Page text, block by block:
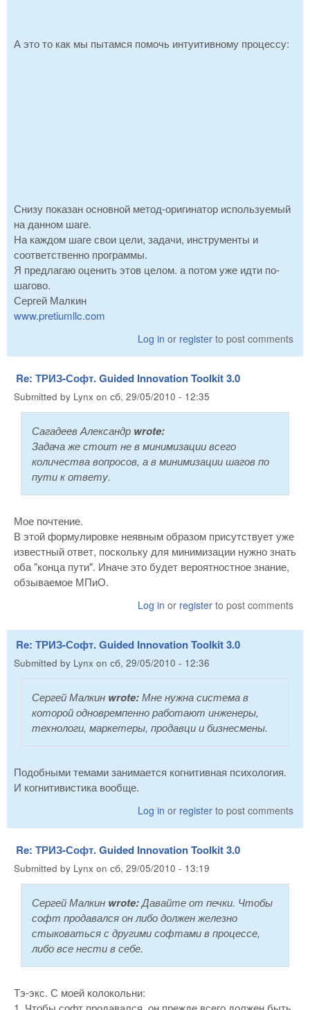
А это то как мы пытамся помочь интуитивному процессу:
Снизу показан основной метод-оригинатор используемый
на данном шаге.
На каждом шаге свои цели, задачи, инструменты и
соответственно программы.
Я предлагаю оценить этов целом. а потом уже идти по-
шагово.
Сергей Малкин
www.pretiumllc.com
Log in or register to post comments
Re: ТРИЗ-Софт. Guided Innovation Toolkit 3.0
Submitted by Lynx on сб, 29/05/2010 - 12:35
Сагадеев Александр wrote:
Задача же стоит не в минимизации всего
количества вопросов, а в минимизации шагов по
пути к ответу.
Мое почтение.
В этой формулировке неявным образом присутствует уже
известный ответ, поскольку для минимизации нужно знать
оба "конца пути". Иначе это будет вероятностное знание,
обзываемое МПиО.
Log in or register to post comments
Re: ТРИЗ-Софт. Guided Innovation Toolkit 3.0
Submitted by Lynx on сб, 29/05/2010 - 12:36
Сергей Малкин wrote:Мне нужна система в
которой одновремпенно работают инженеры,
технологи, маркетеры, продавци и бизнесмены.
Подобными темами занимается когнитивная психология.
И когнитивистика вообще.
Log in or register to post comments
Re: ТРИЗ-Софт. Guided Innovation Toolkit 3.0
Submitted by Lynx on сб, 29/05/2010 - 13:19
Сергей Малкин wrote:Давайте от печки. Чтобы
софт продавался он либо должен железно
стыковаться с другими софтами в процессе,
либо все нести в себе.
Тэ-экс. С моей колокольни: